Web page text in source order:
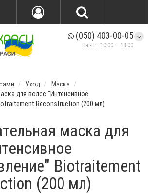
(050) 403-00-05
Пн.-Пт. 10:00 — 18:00
Уход
Маска
для волос "Интенсивное
Reconstruction (200 мл)
маска для
Biotraitement
(200 мл)